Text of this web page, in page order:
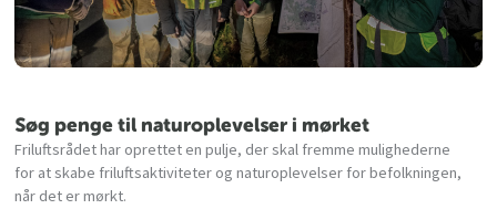
Søg penge til naturoplevelser i mørket
Friluftsrådet har oprettet en pulje, der skal fremme mulighederne
for at skabe friluftsaktiviteter og naturoplevelser for befolkningen,
når det er mørkt.